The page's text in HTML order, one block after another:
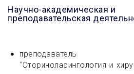
Научно-академическая и
преподавательская
преподаватель
“Оториноларингология и